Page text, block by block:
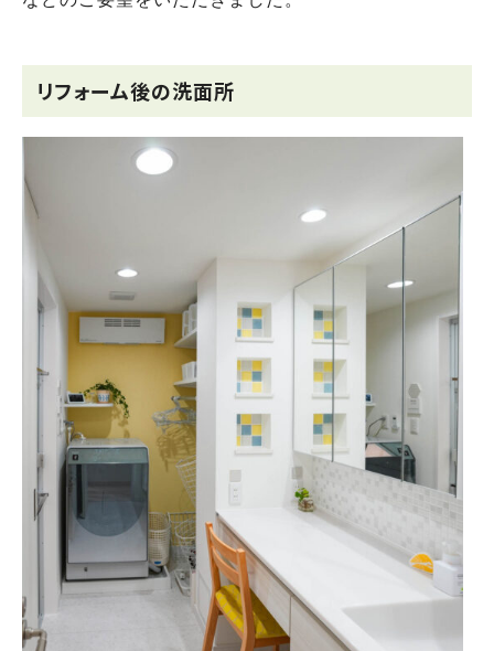
リフォーム後の洗面所